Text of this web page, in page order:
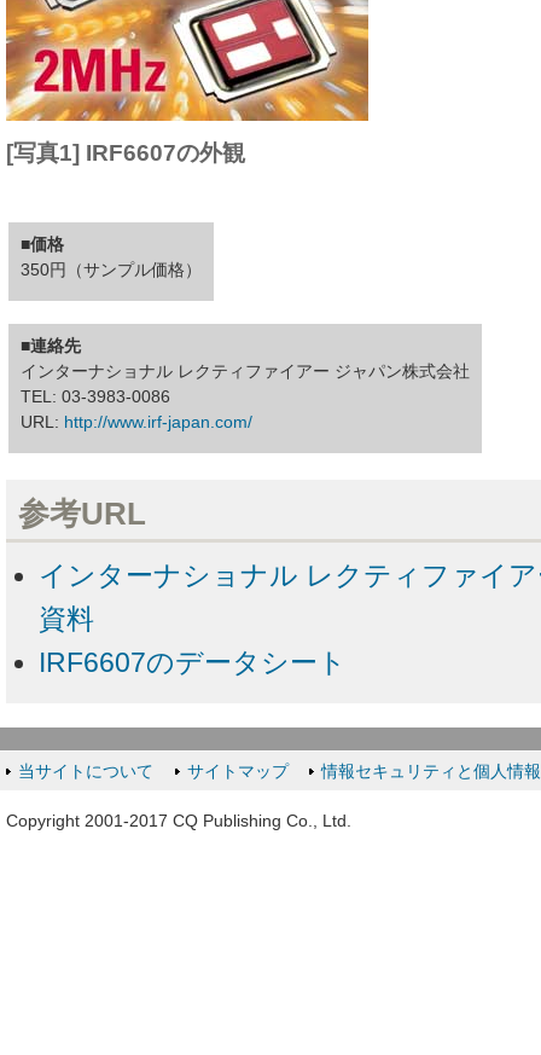
[写真1] IRF6607の外観
■価格
350円（サンプル価格）
■連絡先
インターナショナル レクティファイアー ジャパン株式会社
TEL: 03-3983-0086
URL: http://www.irf-japan.com/
参考URL
インターナショナル レクティファイ
資料
IRF6607のデータシート
当サイトについて サイトマップ 情報セキュリティと個人情
Copyright 2001-2017 CQ Publishing Co., Ltd.